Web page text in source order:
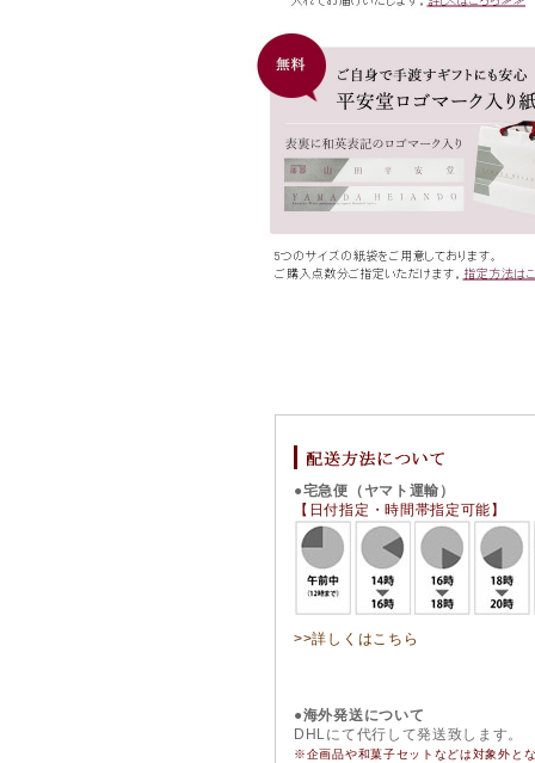
●宅急便（ヤマト運輸）
【日付指定・時間帯指定可能】
>>詳しくはこちら
●海外発送について
DHLにて代行して発送致します。
※企画品や和菓子セットなどは対象外と